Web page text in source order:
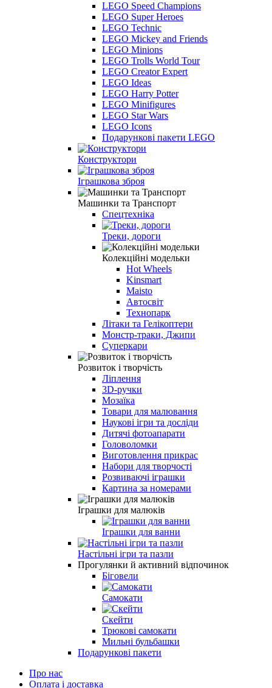
LEGO Speed Champions
LEGO Super Heroes
LEGO Technic
LEGO Mickey and Friends
LEGO Minions
LEGO Trolls World Tour
LEGO Creator Expert
LEGO Ideas
LEGO Harry Potter
LEGO Minifigures
LEGO Star Wars
LEGO Icons
Подарункові пакети LEGO
Конструктори
Іграшкова зброя
Машинки та Транспорт
Спецтехніка
Треки, дороги
Колекційні модельки
Hot Wheels
Kinsmart
Maisto
Автосвіт
Технопарк
Літаки та Гелікоптери
Монстр-траки, Джипи
Суперкари
Розвиток і творчість
Ліплення
3D-ручки
Мозаїка
Товари для малювання
Наукові ігри та досліди
Дитячі фотоапарати
Головоломки
Виготовлення прикрас
Набори для творчості
Розвиваючі іграшки
Картина за номерами
Іграшки для малюків
Іграшки для ванни
Настільні ігри та пазли
Прогулянки й активний відпочинок
Біговели
Самокати
Скейти
Трюкові самокати
Мильні бульбашки
Подарункові пакети
Про нас
Оплата і доставка